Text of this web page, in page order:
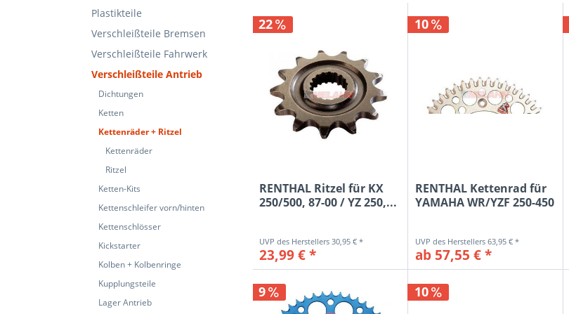
Plastikteile
Verschleißteile Bremsen
Verschleißteile Fahrwerk
Verschleißteile Antrieb
Dichtungen
Ketten
Kettenräder + Ritzel
Kettenräder
Ritzel
Ketten-Kits
Kettenschleifer vorn/hinten
Kettenschlösser
Kickstarter
Kolben + Kolbenringe
Kupplungsteile
Lager Antrieb
rot
7
10
12
13
14
15
40
44
45
47
22
RENTHAL Ritzel für KX
250/500, 87-00 / YZ 250,...
30,95 € *
23,99 € *
10
RENTHAL Kettenrad für
YAMAHA WR/YZF 250-450
63,95 € *
ab 57,55 € *
9 10